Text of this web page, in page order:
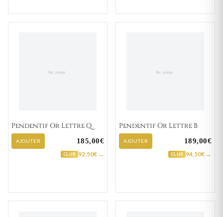
Pendentif Or Lettre Q
AJOUTER 185,00€
CLUB 92,50€ →
Pendentif Or Lettre B
AJOUTER 189,00€
CLUB 94,50€ →